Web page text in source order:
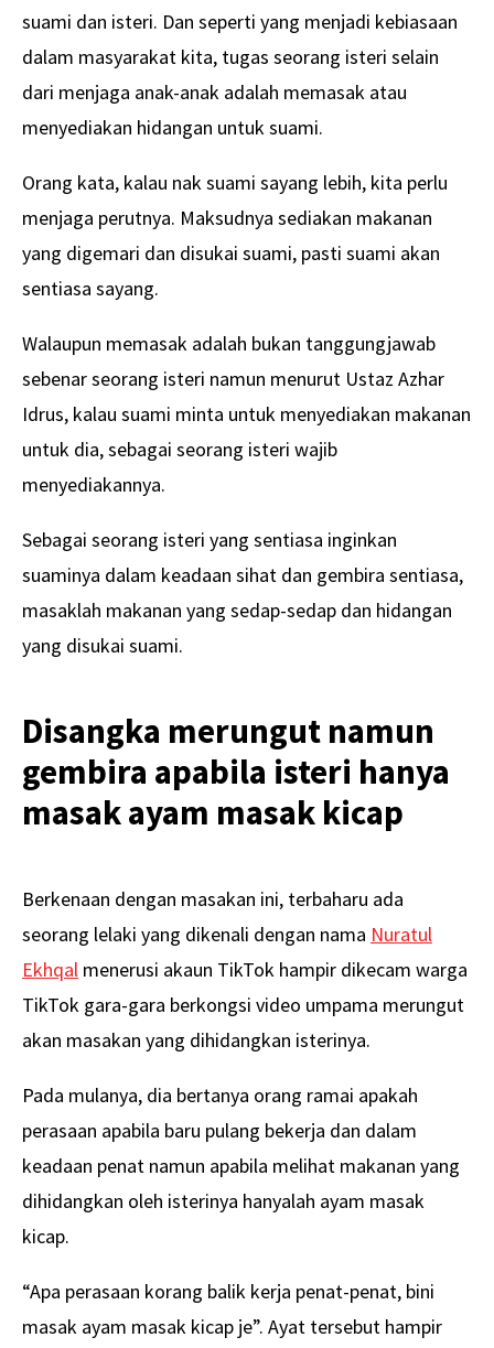
suami dan isteri. Dan seperti yang menjadi kebiasaan
dalam masyarakat kita, tugas seorang isteri selain
dari menjaga anak-anak adalah memasak atau
menyediakan hidangan untuk suami.
Orang kata, kalau nak suami sayang lebih, kita perlu
menjaga perutnya. Maksudnya sediakan makanan
yang digemari dan disukai suami, pasti suami akan
sentiasa sayang.
Walaupun memasak adalah bukan tanggungjawab
sebenar seorang isteri namun menurut Ustaz Azhar
Idrus, kalau suami minta untuk menyediakan makanan
untuk dia, sebagai seorang isteri wajib
menyediakannya.
Sebagai seorang isteri yang sentiasa inginkan
suaminya dalam keadaan sihat dan gembira sentiasa,
masaklah makanan yang sedap-sedap dan hidangan
yang disukai suami.
Disangka merungut namun
gembira apabila isteri hanya
masak ayam masak kicap
Berkenaan dengan masakan ini, terbaharu ada
seorang lelaki yang dikenali dengan nama Nuratul
Ekhqal menerusi akaun TikTok hampir dikecam warga
TikTok gara-gara berkongsi video umpama merungut
akan masakan yang dihidangkan isterinya.
Pada mulanya, dia bertanya orang ramai apakah
perasaan apabila baru pulang bekerja dan dalam
keadaan penat namun apabila melihat makanan yang
dihidangkan oleh isterinya hanyalah ayam masak
kicap.
“Apa perasaan korang balik kerja penat-penat, bini
masak ayam masak kicap je”. Ayat tersebut hampir